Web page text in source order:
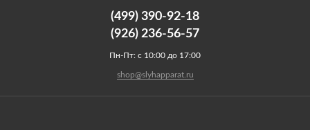
(499) 390-92-18
(926) 236-56-57
Пн-Пт: с 10:00 до 17:00
shop@slyhapparat.ru